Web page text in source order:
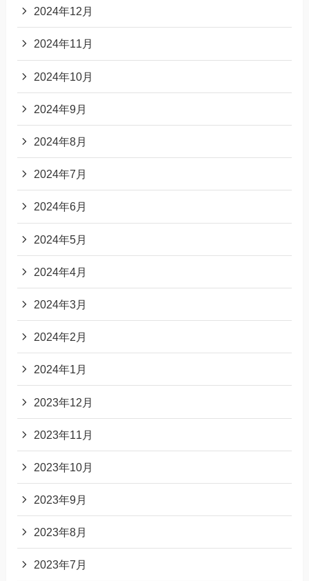
2024年12月
2024年11月
2024年10月
2024年9月
2024年8月
2024年7月
2024年6月
2024年5月
2024年4月
2024年3月
2024年2月
2024年1月
2023年12月
2023年11月
2023年10月
2023年9月
2023年8月
2023年7月